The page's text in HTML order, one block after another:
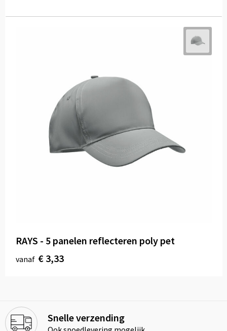
RAYS - 5 panelen reflecteren poly pet
vanaf € 3,33
Snelle verzending